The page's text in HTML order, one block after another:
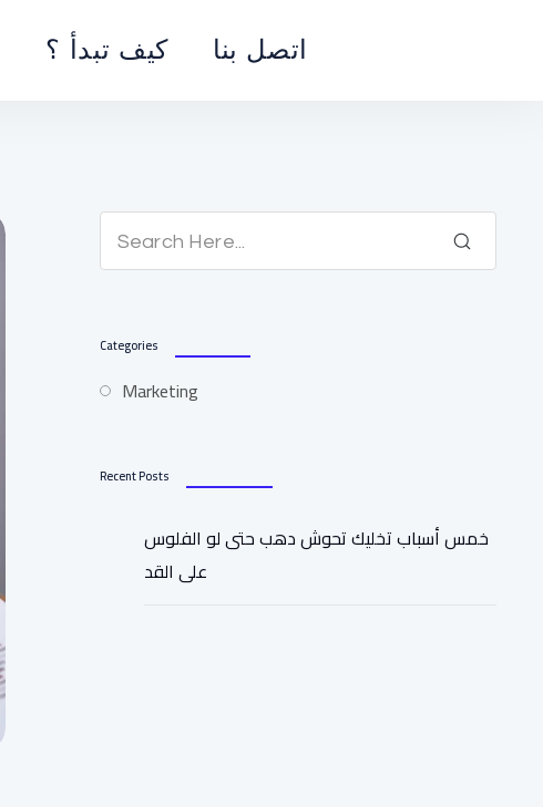
كيف تبدأ ؟ اتصل بنا
Categories
Marketing
Recent Posts
خمس أسباب تخليك تحوش دهب حتى لو الفلوس
على القد